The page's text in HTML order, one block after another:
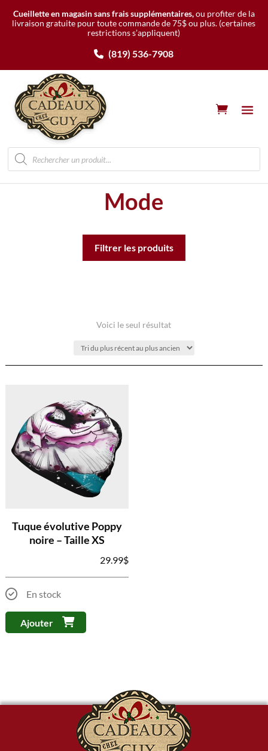
Cueillette en magasin sans frais supplémentaires,ou profiter de la
livraison gratuite pour toute commande de 75$ ou plus. (certaines
restrictions s’appliquent)
(819) 536-7908
Recherche
de
produits
Mode
Filtrer les produits
Voici le seul résultat
Tuque évolutive Poppy
noire – Taille XS
29.99$
En stock
Ajouter